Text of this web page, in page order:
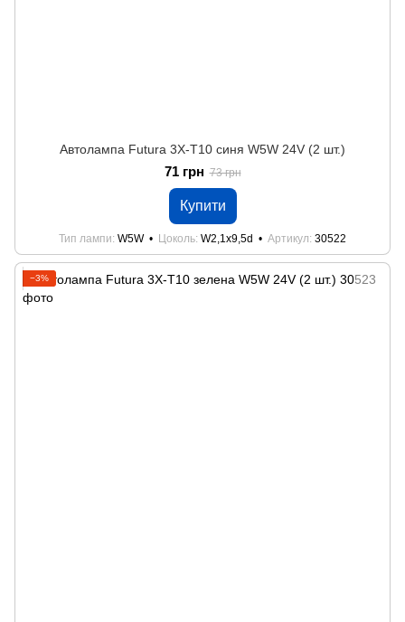
Автолампа Futura 3Х-Т10 синя W5W 24V (2 шт.)
71 грн 73 грн
Купити
Тип лампи W5W Цоколь W2,1x9,5d Артикул 30522
−3%